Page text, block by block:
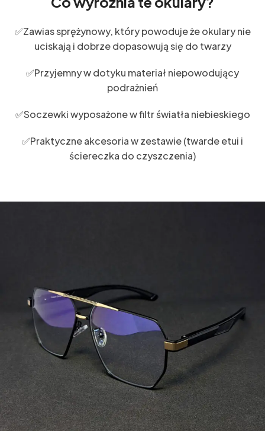
✅Zawias sprężynowy, który powoduje że okulary nie
uciskają i dobrze dopasowują się do twarzy
✅Przyjemny w dotyku materiał niepowodujący
podrażnień
✅Soczewki wyposażone w filtr światła niebieskiego
✅Praktyczne akcesoria w zestawie (twarde etui i
ściereczka do czyszczenia)